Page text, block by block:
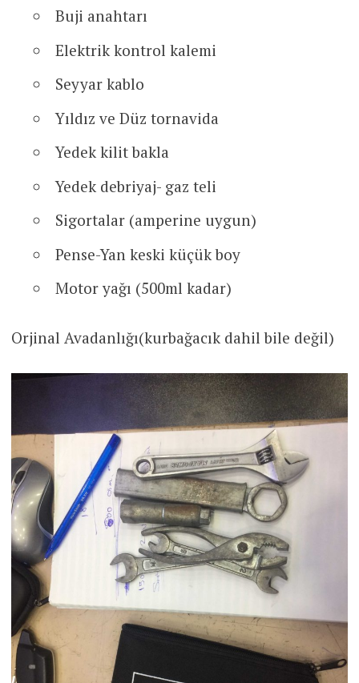
Buji anahtarı
Elektrik kontrol kalemi
Seyyar kablo
Yıldız ve Düz tornavida
Yedek kilit bakla
Yedek debriyaj- gaz teli
Sigortalar (amperine uygun)
Pense-Yan keski küçük boy
Motor yağı (500ml kadar)
Orjinal Avadanlığı(kurbağacık dahil bile değil)